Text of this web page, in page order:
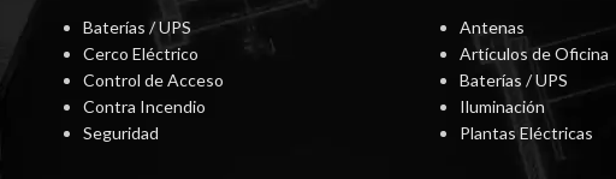
Baterías / UPS
Cerco Eléctrico
Control de Acceso
Contra Incendio
Seguridad
Antenas
Artículos de Oficina
Baterías / UPS
Iluminación
Plantas Eléctricas